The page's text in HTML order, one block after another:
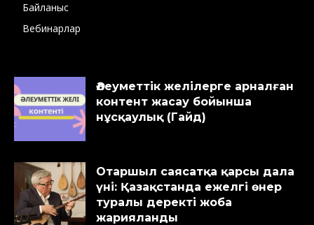
Байланыс
Вебинарлар
Әлеуметтік желілерге арналған
контент жасау бойынша
нұсқаулық (Гайд)
Отаршыл саясатқа қарсы дала
үні: Қазақстанда ежелгі өнер
туралы деректі жоба
жарияланды